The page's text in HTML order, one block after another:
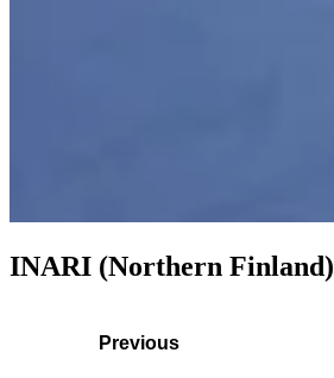
INARI (Northern Finland)
Previous